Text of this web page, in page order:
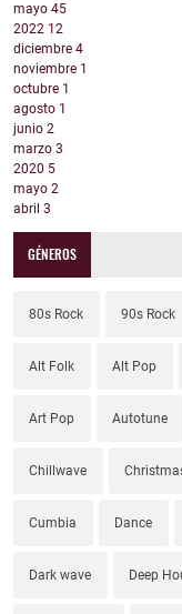
mayo 45
2022 12
diciembre 4
noviembre 1
octubre 1
agosto 1
junio 2
marzo 3
2020 5
mayo 2
abril 3
GÉNEROS
80s Rock 90s Rock
Alt Folk Alt Pop
Art Pop Autotune
Chillwave
Cumbia Dance
Dark wave Deep